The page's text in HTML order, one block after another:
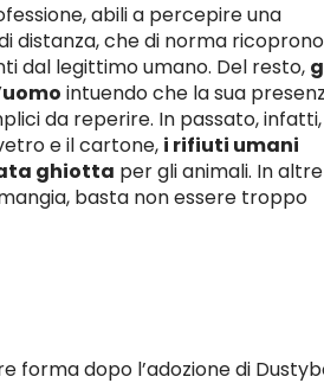
abili a percepire una
distanza, che di norma
dal legittimo umano. Del resto,
intuendo che la sua
da reperire. In passato, infatti,
e il cartone, i rifiuti umani
ghiotta per gli animali. In altre
basta non essere troppo
forma dopo l’adozione di